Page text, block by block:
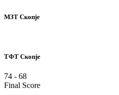
МЗТ Скопје
ТФТ Скопје
74 - 68
Final Score